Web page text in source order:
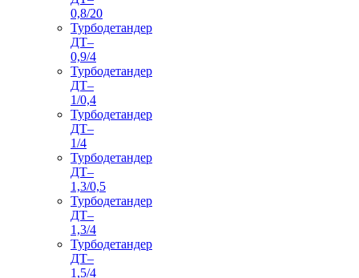
0,8/20
Турбодетандер
ДТ–
0,9/4
Турбодетандер
ДТ–
1/0,4
Турбодетандер
ДТ–
1/4
Турбодетандер
ДТ–
1,3/0,5
Турбодетандер
ДТ–
1,3/4
Турбодетандер
ДТ–
1,5/4